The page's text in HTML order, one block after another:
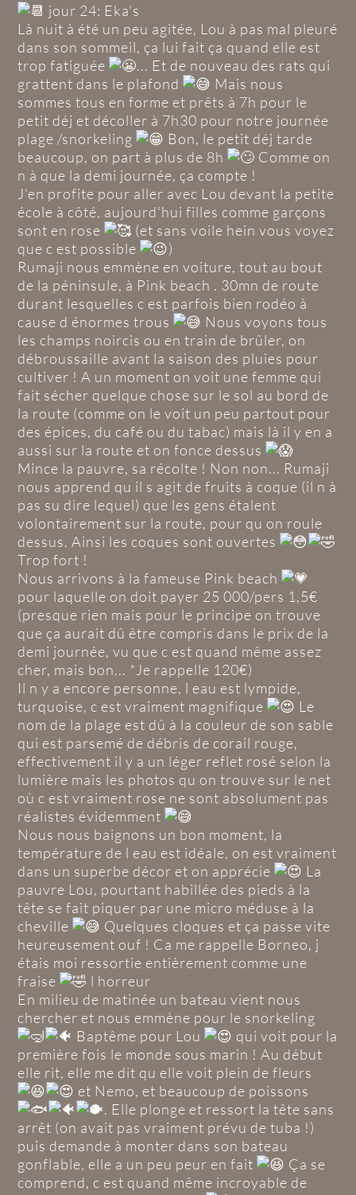
jour 24: Eka's
Là nuit à été un peu agitée, Lou à pas mal pleuré
dans son sommeil, ça lui fait ça quand elle est
trop fatiguée
... Et de nouveau des rats qui
grattent dans le plafond
Mais nous
sommes tous en forme et prêts à 7h pour le
petit déj et décoller à 7h30 pour notre journée
plage /snorkeling
Bon, le petit déj tarde
beaucoup, on part à plus de 8h
Comme on
n à que la demi journée, ça compte !
J'en profite pour aller avec Lou devant la petite
école à côté, aujourd'hui filles comme garçons
sont en rose
(et sans voile hein vous voyez
que c est possible
)
Rumaji nous emmène en voiture, tout au bout
de la péninsule, à Pink beach . 30mn de route
durant lesquelles c est parfois bien rodéo à
cause d énormes trous
Nous voyons tous
les champs noircis ou en train de brûler, on
débroussaille avant la saison des pluies pour
cultiver ! A un moment on voit une femme qui
fait sécher quelque chose sur le sol au bord de
la route (comme on le voit un peu partout pour
des épices, du café ou du tabac) mais là il y en a
aussi sur la route et on fonce dessus
Mince la pauvre, sa récolte ! Non non... Rumaji
nous apprend qu il s agit de fruits à coque (il n à
pas su dire lequel) que les gens étalent
volontairement sur la route, pour qu on roule
dessus. Ainsi les coques sont ouvertes
Trop fort !
Nous arrivons à la fameuse Pink beach
pour laquelle on doit payer 25 000/pers 1,5€
(presque rien mais pour le principe on trouve
que ça aurait dû être compris dans le prix de la
demi journée, vu que c est quand même assez
cher, mais bon... *Je rappelle 120€)
Il n y a encore personne, l eau est lympide,
turquoise, c est vraiment magnifique
Le
nom de la plage est dû à la couleur de son sable
qui est parsemé de débris de corail rouge,
effectivement il y a un léger reflet rosé selon la
lumière mais les photos qu on trouve sur le net
où c est vraiment rose ne sont absolument pas
réalistes évidemment
Nous nous baignons un bon moment, la
température de l eau est idéale, on est vraiment
dans un superbe décor et on apprécie
La
pauvre Lou, pourtant habillée des pieds à la
tête se fait piquer par une micro méduse à la
cheville
Quelques cloques et ça passe vite
heureusement ouf ! Ca me rappelle Borneo, j
étais moi ressortie entièrement comme une
fraise
l horreur
En milieu de matinée un bateau vient nous
chercher et nous emmène pour le snorkeling
Baptême pour Lou
qui voit pour la
première fois le monde sous marin ! Au début
elle rit, elle me dit qu elle voit plein de fleurs
et Nemo, et beaucoup de poissons
. Elle plonge et ressort la tête sans
arrêt (on avait pas vraiment prévu de tuba !)
puis demande à monter dans son bateau
gonflable, elle a un peu peur en fait
Ça se
comprend, c est quand même incroyable de